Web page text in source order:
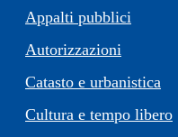
Appalti pubblici
Autorizzazioni
Catasto e urbanistica
Cultura e tempo libero